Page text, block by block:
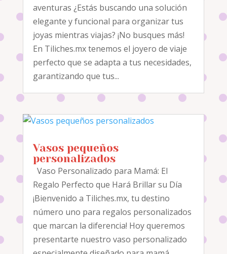
aventuras ¿Estás buscando una solución
elegante y funcional para organizar tus
joyas mientras viajas? ¡No busques más!
En Tiliches.mx tenemos el joyero de viaje
perfecto que se adapta a tus necesidades,
garantizando que tus...
Vasos pequeños
personalizados
Vaso Personalizado para Mamá: El
Regalo Perfecto que Hará Brillar su Día
¡Bienvenido a Tiliches.mx, tu destino
número uno para regalos personalizados
que marcan la diferencia! Hoy queremos
presentarte nuestro vaso personalizado